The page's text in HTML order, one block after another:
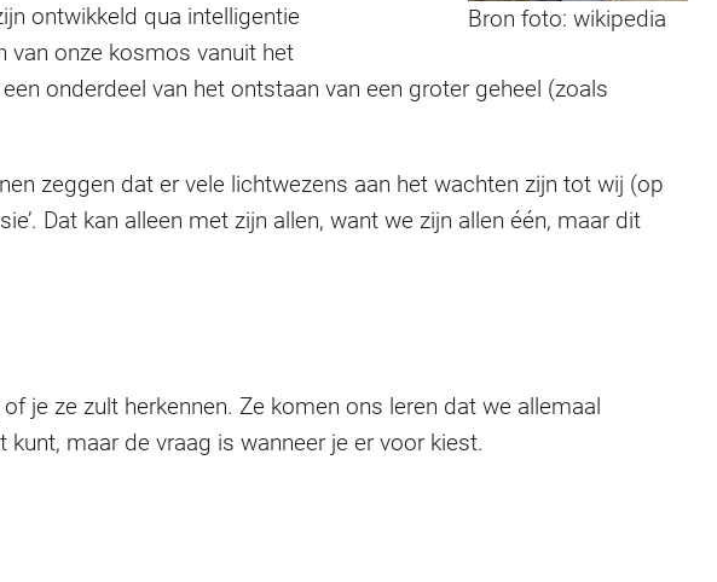
Bron foto: wikipedia
ontwikkeld qua intelligentie
van onze kosmos vanuit het
onderdeel van het ontstaan van een groter geheel (zoals
zeggen dat er vele lichtwezens aan het wachten zijn tot wij (op
Dat kan alleen met zijn allen, want we zijn allen één, maar dit
je ze zult herkennen. Ze komen ons leren dat we allemaal
kunt, maar de vraag is wanneer je er voor kiest.